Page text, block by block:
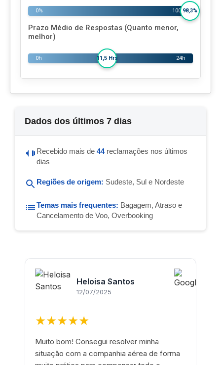
0% 100%98,3%
Prazo Médio de Respostas (Quanto menor,
melhor)
0h 24h
11,5 Hrs
Dados dos últimos 7 dias
Recebido mais de 44reclamações nos últimos
dias
Regiões de origem: Sudeste, Sul e Nordeste
Temas mais frequentes: Bagagem, Atraso e
Cancelamento de Voo, Overbooking
Heloisa Santos
12/07/2025
★★★★★
Muito bom! Consegui resolver minha
situação com a companhia aérea de forma